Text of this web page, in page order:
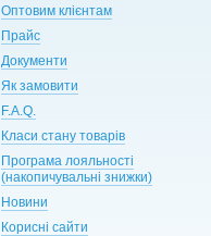
Оптовим клієнтам
Прайс
Документи
Як замовити
F.A.Q.
Класи стану товарів
Програма лояльності
(накопичувальні знижки)
Новини
Корисні сайти